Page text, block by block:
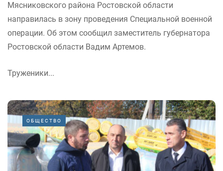
Мясниковского района Ростовской области
направилась в зону проведения Специальной военной
операции. Об этом сообщил заместитель губернатора
Ростовской области Вадим Артемов.
Труженики...
ОБЩЕСТВО